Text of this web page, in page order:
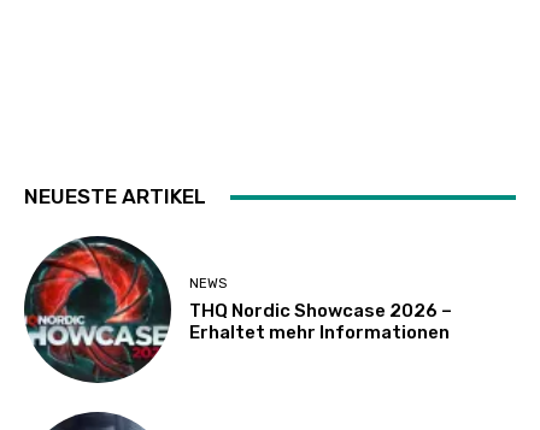
NEUESTE ARTIKEL
NEWS
THQ Nordic Showcase 2026 –
Erhaltet mehr Informationen